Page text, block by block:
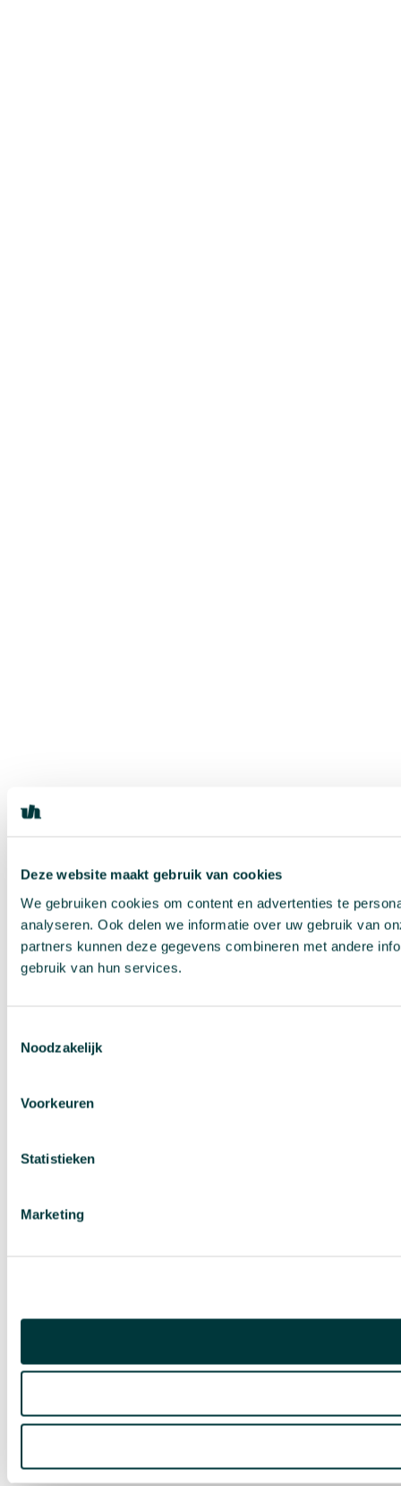
Deze website maakt gebruik van cookies
We gebruiken cookies om content en advertenties te
analyseren. Ook delen we informatie over uw gebruik van
partners kunnen deze gegevens combineren met andere
gebruik van hun services.
Noodzakelijk
Voorkeuren
Statistieken
Marketing